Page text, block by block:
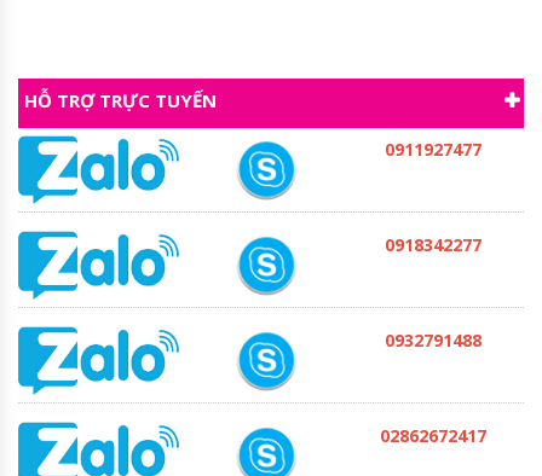
HỖ TRỢ TRỰC TUYẾN
0911927477
0918342277
0932791488
02862672417